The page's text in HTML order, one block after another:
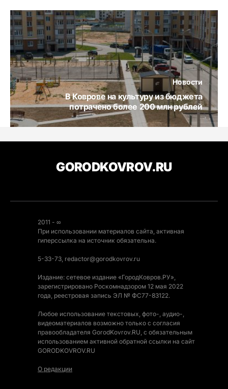
Новости
В Коврове на культуру из бюджета
потрачено более 200 млн рублей
GORODKOVROV.RU
2011 - ∞
При использовании материалов сайта, активная
гиперссылка на источник обязательна.
5-33-73, redactor@gorodkovrov.ru
Издание: сетевое издание «ГородКовров.РУ»,
зарегистрировано Роскомнадзором 12 мая 2022
года, реестровая запись ЭЛ № ФС77-83122.
Любое использование текстовых, фото-, аудио-,
видеоматериалов возможно только с согласия
правообладателя GorodKovrov.RU, с обязательным
использованием активной обратной ссылки на сайт
GORODKOVROV.RU
О редакции